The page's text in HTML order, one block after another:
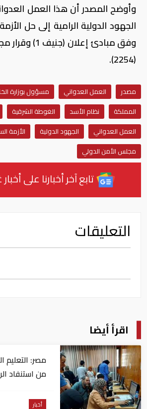
وأوضح المصدر أن هذا العمل
الجهود الدولية الرامية إلى حل
وفق مبادئ
(2254).
مصدر العمل العدواني
مسؤول بوزارة
المملكة
نظام الأسد الغوطة الشرقية
العمل العدواني
الجهود الدولية
الأزمة
مجلس الأمن الدولي
تابع آخر أخبارنا على
التعليقات
اقرأ أيضا
مصر: التعليم
من استنفاد
أخبار